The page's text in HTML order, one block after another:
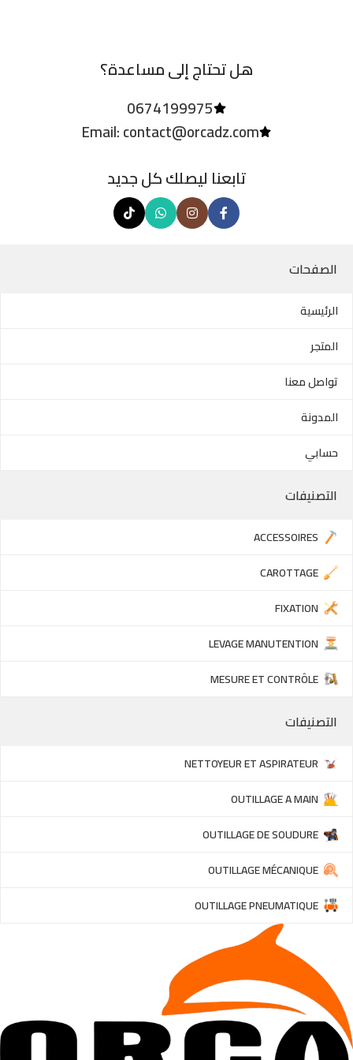
هل تحتاج إلى مساعدة؟
0674199975
Email: contact@orcadz.com
تابعنا ليصلك كل جديد
الصفحات
الرئيسية
المتجر
تواصل معنا
المدونة
حسابي
التصنيفات
ACCESSOIRES
CAROTTAGE
FIXATION
LEVAGE MANUTENTION
MESURE ET CONTRÔLE
التصنيفات
NETTOYEUR ET ASPIRATEUR
OUTILLAGE A MAIN
OUTILLAGE DE SOUDURE
OUTILLAGE MÉCANIQUE
OUTILLAGE PNEUMATIQUE